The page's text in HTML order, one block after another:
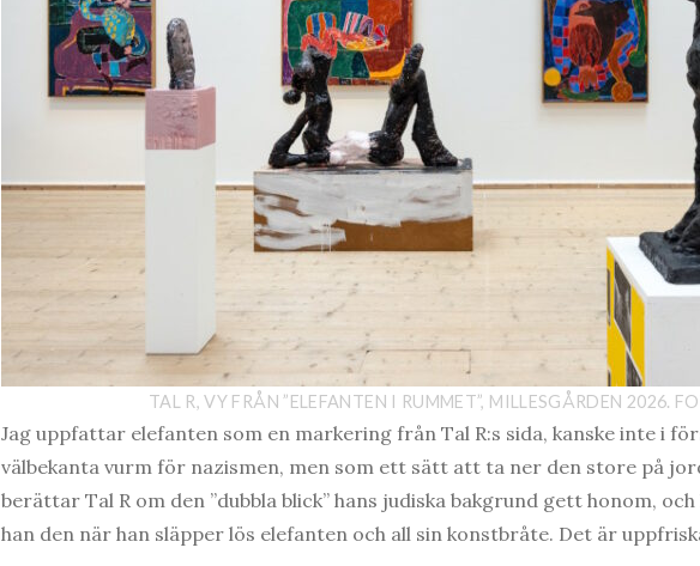
TAL R, VY FRÅN ”ELEFANTEN I RUMMET”, MILLESGÅRDEN 2026.
Jag uppfattar elefanten som en markering från Tal R:s sida, kanske inte i
välbekanta vurm för nazismen, men som ett sätt att ta ner den store på
berättar Tal R om den ”dubbla blick” hans judiska bakgrund gett honom,
han den när han släpper lös elefanten och all sin konstbråte. Det är